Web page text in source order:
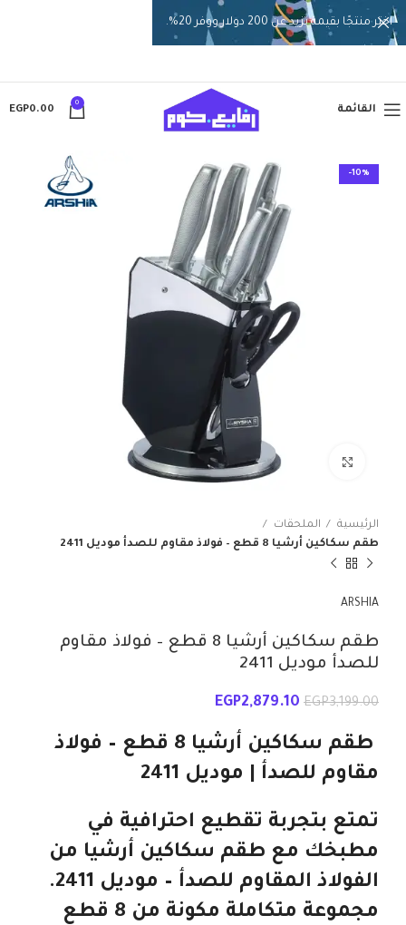
القائمة
0
EGP0.00
-10%
انقر للتكبير
الرئيسية
الملحقات
طقم سكاكين أرشيا 8 قطع – فولاذ مقاوم للصدأ موديل 2411
ARSHIA
طقم سكاكين أرشيا 8 قطع – فولاذ مقاوم
للصدأ موديل 2411
EGP3,199.00
EGP2,879.10
طقم سكاكين أرشيا 8 قطع – فولاذ
مقاوم للصدأ | موديل 2411
تمتع بتجربة تقطيع احترافية في
مطبخك مع طقم سكاكين أرشيا من
الفولاذ المقاوم للصدأ – موديل 2411
.
مجموعة متكاملة مكونة من 8 قطع
اختر منتجًا بقيمة تزيد عن 200 دولار ووفر 20%.